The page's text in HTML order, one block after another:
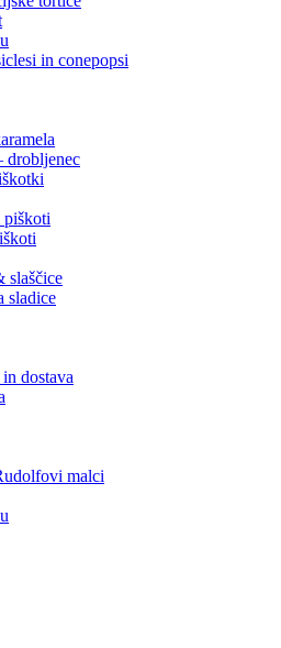
in conepopsi
drobljenec
slaščice
sladice
dostava
malci